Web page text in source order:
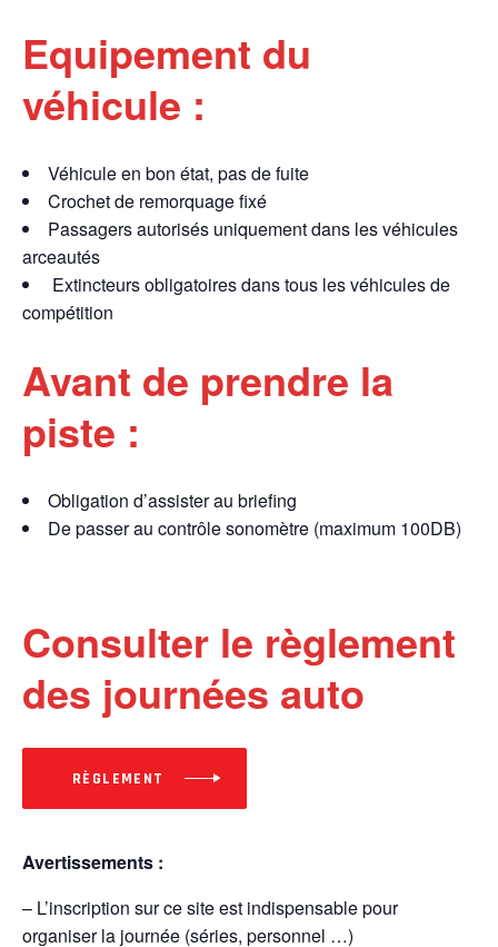
Equipement du
véhicule :
Véhicule en bon état, pas de fuite
Crochet de remorquage fixé
Passagers autorisés uniquement dans les véhicules
arceautés
Extincteurs obligatoires dans tous les véhicules de
compétition
Avant de prendre la
piste :
Obligation d’assister au briefing
De passer au contrôle sonomètre (maximum 100DB)
Consulter le règlement
des journées auto
RÈGLEMENT
Avertissements :
– L’inscription sur ce site est indispensable pour
organiser la journée (séries, personnel …)